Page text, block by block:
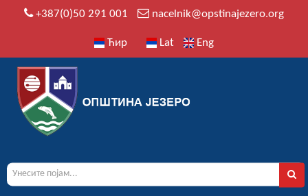
+387(0)50 291 001 nacelnik@opstinajezero.org
Ћир Lat Eng